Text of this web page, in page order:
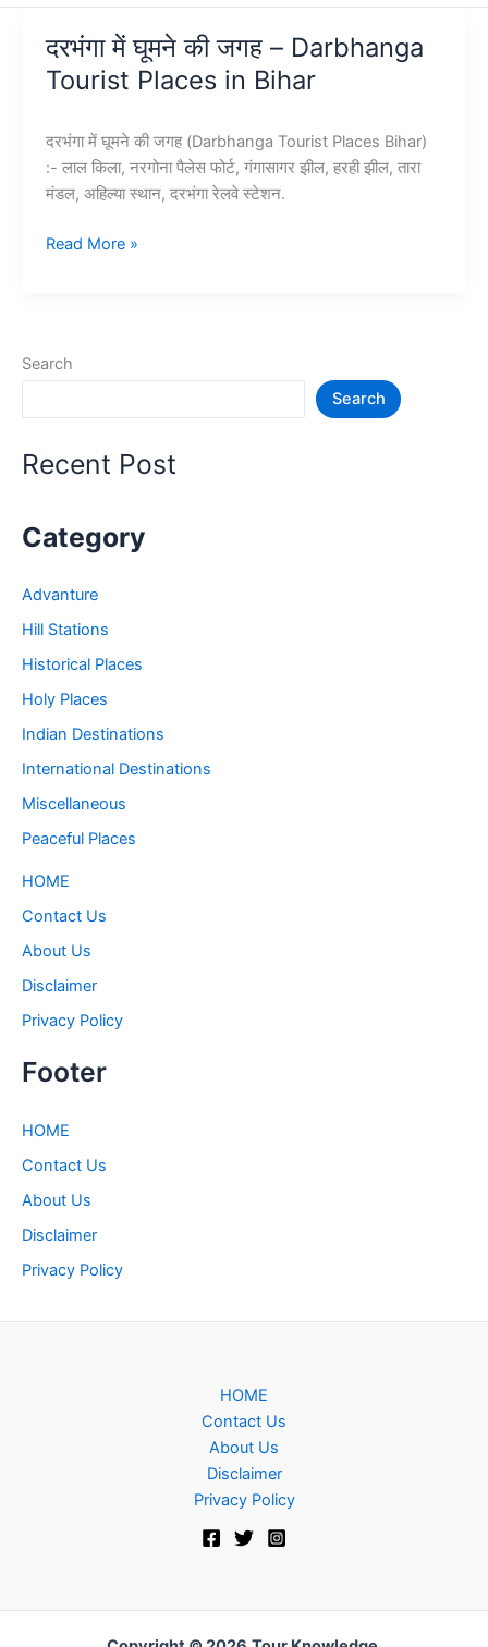
दरभंगा में घूमने की जगह – Darbhanga
Tourist Places in Bihar
दरभंगा में घूमने की जगह (Darbhanga Tourist Places Bihar)
:- लाल किला, नरगोना पैलेस फोर्ट, गंगासागर झील, हरही झील, तारा
मंडल, अहिल्या स्थान, दरभंगा रेलवे स्टेशन.
दरभंगा
–
in
Read More »
Search
Search
Recent Post
Category
Advanture
Hill Stations
Historical Places
Holy Places
Indian Destinations
International Destinations
Miscellaneous
Peaceful Places
HOME
Contact Us
About Us
Disclaimer
Privacy Policy
Footer
HOME
Contact Us
About Us
Disclaimer
Privacy Policy
HOME
Contact Us
About Us
Disclaimer
Privacy Policy